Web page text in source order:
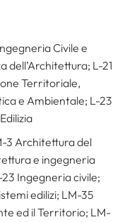
Civile e
dell’Architettura; L-21
Territoriale,
e Ambientale; L-23
3 Architettura del
e ingegneria
Ingegneria civile;
edilizi; LM-35
ed il Territorio; LM-